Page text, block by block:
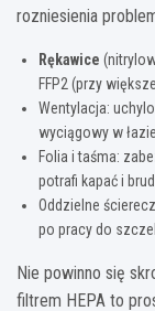
rozniesienia
Rękawice
FFP2 (przy
Wentylacja:
wyciągowy w
Folia i taśma:
potrafi kapać i
Oddzielne
po pracy do
Nie powinno się
filtrem HEPA to